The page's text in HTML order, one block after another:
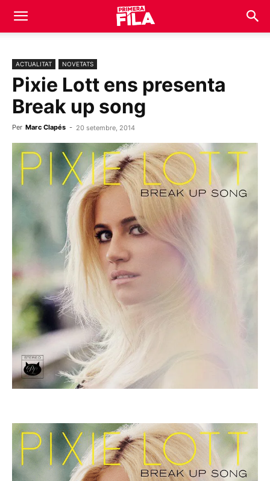
ACTUALITAT NOVETATS
Pixie Lott ens presenta
Break up song
Per Marc Clapés - 20 setembre, 2014